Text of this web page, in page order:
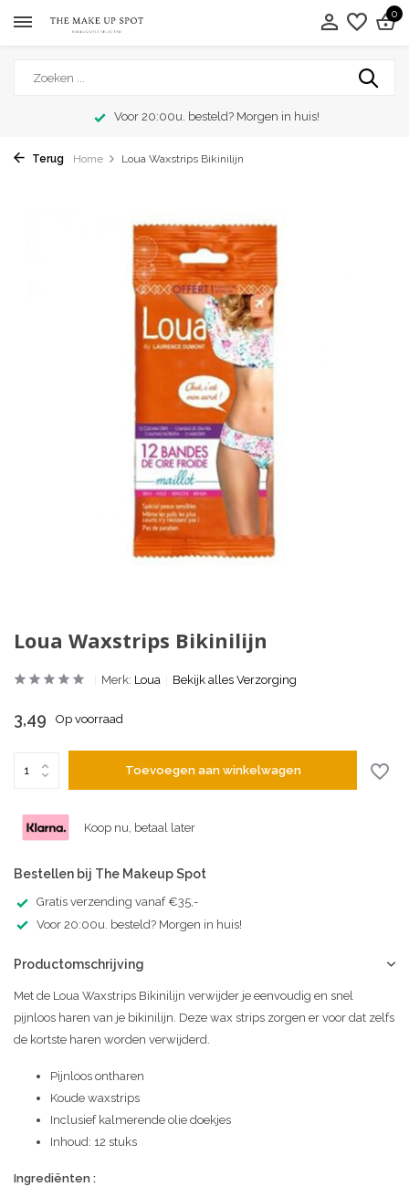
0
Voor 20:00u. besteld? Morgen in huis!
Terug Home Loua Waxstrips Bikinilijn
Loua Waxstrips Bikinilijn
Merk: Loua Bekijk alles Verzorging
3,49 Op voorraad
Toevoegen aan winkelwagen
Koop nu, betaal later
Bestellen bij The Makeup Spot
Gratis verzending vanaf €35,-
Voor 20:00u. besteld? Morgen in huis!
Productomschrijving
Met de Loua Waxstrips Bikinilijn verwijder je eenvoudig en snel
pijnloos haren van je bikinilijn. Deze wax strips zorgen er voor dat zelfs
de kortste haren worden verwijderd.
Pijnloos ontharen
Koude waxstrips
Inclusief kalmerende olie doekjes
Inhoud: 12 stuks
Ingrediënten :